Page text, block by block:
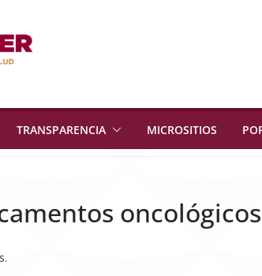
TRANSPARENCIA MICROSITIOS